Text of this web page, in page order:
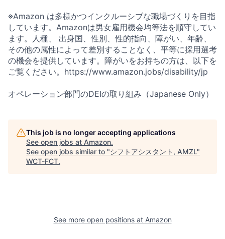
※Amazon は多様かつインクルーシブな職場づくりを目指
しています。Amazonは男女雇用機会均等法を順守してい
ます。人種、 出身国、性別、性的指向、障がい、年齢、
その他の属性によって差別することなく、平等に採用選考
の機会を提供しています。障がいをお持ちの方は、以下を
ご覧ください。https://www.amazon.jobs/disability/jp
オペレーション部門のDEIの取り組み（Japanese Only）
This job is no longer accepting applications
See open jobs at Amazon.
See open jobs similar to "シフトアシスタント, AMZL"
WCT-FCT.
See more open positions at Amazon